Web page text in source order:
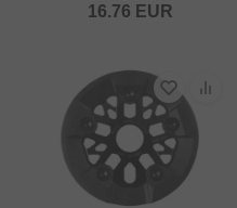
16.76 EUR